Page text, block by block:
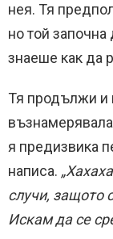
нея. Тя
но той
знаеше как да
Тя продължи и
я предизвика
написа.
случи, защото
Искам да се